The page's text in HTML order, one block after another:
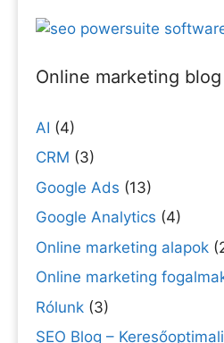
Online marketing
AI (4)
CRM (3)
Google Ads (13)
Google Analytics (4)
Online marketing alapok
Online marketing
Rólunk (3)
SEO Blog –